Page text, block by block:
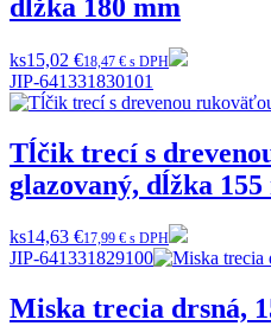
dĺžka 180 mm
ks15,02 €18,47 € s DPH
JIP-641331830101
Tĺčik trecí s
glazovaný, dĺžka 155
ks14,63 €17,99 € s DPH
JIP-641331829100
Miska trecia drsná,